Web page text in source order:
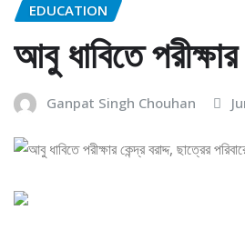
EDUCATION
আবু ধাবিতে
Ganpat Singh Chouhan